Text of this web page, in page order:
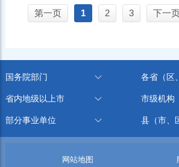
第一页 1 2 3 下一
国务院部门 各省（区
省内地级以上市 市级机构
部分事业单位 县（市、
网站地图